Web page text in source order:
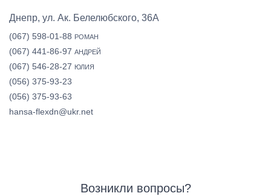
Днепр, ул. Ак. Белелюбского, 36А
(067) 598-01-88 РОМАН
(067) 441-86-97 АНДРЕЙ
(067) 546-28-27 ЮЛИЯ
(056) 375-93-23
(056) 375-93-63
hansa-flexdn@ukr.net
Возникли вопросы?